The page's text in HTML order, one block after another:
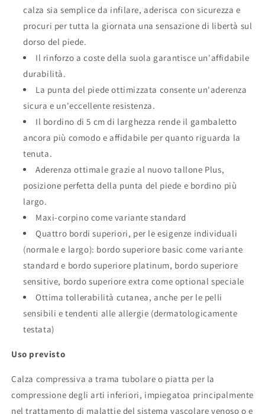
calza sia semplice da infilare, aderisca con sicurezza e
procuri per tutta la giornata una sensazione di libertà sul
dorso del piede.
Il rinforzo a coste della suola garantisce un'affidabile
durabilità.
La punta del piede ottimizzata consente un'aderenza
sicura e un'eccellente resistenza.
Il bordino di 5 cm di larghezza rende il gambaletto
ancora più comodo e affidabile per quanto riguarda la
tenuta.
Aderenza ottimale grazie al nuovo tallone Plus,
posizione perfetta della punta del piede e bordino più
largo.
Maxi-corpino come variante standard
Quattro bordi superiori, per le esigenze individuali
(normale e largo): bordo superiore basic come variante
standard e bordo superiore platinum, bordo superiore
sensitive, bordo superiore extra come optional speciale
Ottima tollerabilità cutanea, anche per le pelli
sensibili e tendenti alle allergie (dermatologicamente
testata)
Uso previsto
Calza compressiva a trama tubolare o piatta per la
compressione degli arti inferiori, impiegatoa principalmente
nel trattamento di malattie del sistema vascolare venoso o e